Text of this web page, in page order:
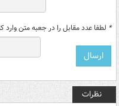
* لطفا عدد مقابل را در جعبه متن وارد
نظرات